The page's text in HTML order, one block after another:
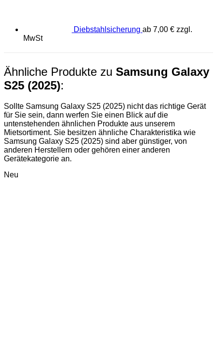
Diebstahlsicherung ab 7,00 € zzgl.
MwSt
Ähnliche Produkte zu Samsung Galaxy
S25 (2025):
Sollte Samsung Galaxy S25 (2025) nicht das richtige Gerät
für Sie sein, dann werfen Sie einen Blick auf die
untenstehenden ähnlichen Produkte aus unserem
Mietsortiment. Sie besitzen ähnliche Charakteristika wie
Samsung Galaxy S25 (2025) sind aber günstiger, von
anderen Herstellern oder gehören einer anderen
Gerätekategorie an.
Neu